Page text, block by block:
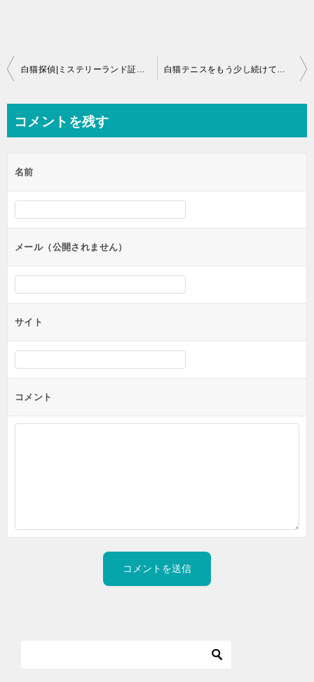
投
ビ
ー
シ
ン
白猫探偵|ミステリーランド証拠品の入手方法一覧 白猫テニスをもう少し続けてもいいかなと思った一場面_白猫日記53
コメントを残す
名前
メール（公開されません）
サイト
コメント